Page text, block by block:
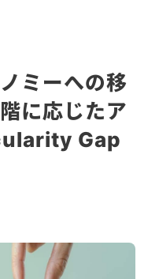
ミーへの移
に応じたア
Gap